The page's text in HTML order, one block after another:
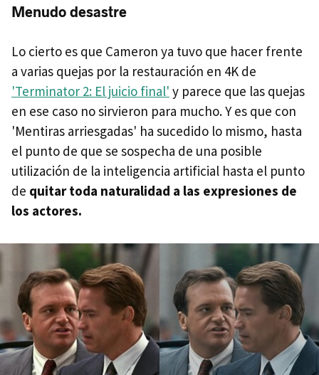
Menudo desastre
Lo cierto es que Cameron ya tuvo que hacer frente
a varias quejas por la restauración en 4K de
'Terminator 2: El juicio final' y parece que las quejas
en ese caso no sirvieron para mucho. Y es que con
'Mentiras arriesgadas' ha sucedido lo mismo, hasta
el punto de que se sospecha de una posible
utilización de la inteligencia artificial hasta el punto
de quitar toda naturalidad a las expresiones de
los actores.